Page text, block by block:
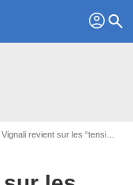
profil search
revient sur les “tensions” dans les coulisses de Télématin